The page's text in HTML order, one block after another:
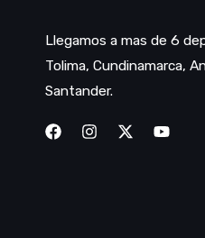
Llegamos a mas de 6
Tolima, Cundinamarca,
Santander.